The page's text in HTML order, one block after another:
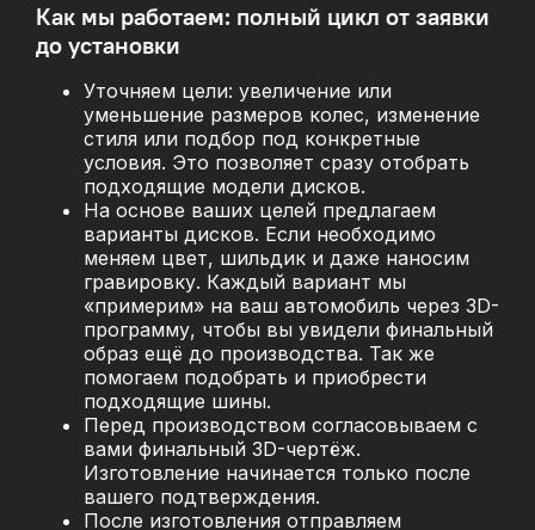
Как мы работаем: полный цикл от заявки
до установки
Уточняем цели: увеличение или
уменьшение размеров колес, изменение
стиля или подбор под конкретные
условия. Это позволяет сразу отобрать
подходящие модели дисков.
На основе ваших целей предлагаем
варианты дисков. Если необходимо
меняем цвет, шильдик и даже наносим
гравировку. Каждый вариант мы
«примерим» на ваш автомобиль через 3D-
программу, чтобы вы увидели финальный
образ ещё до производства. Так же
помогаем подобрать и приобрести
подходящие шины.
Перед производством согласовываем с
вами финальный 3D-чертёж.
Изготовление начинается только после
вашего подтверждения.
После изготовления отправляем